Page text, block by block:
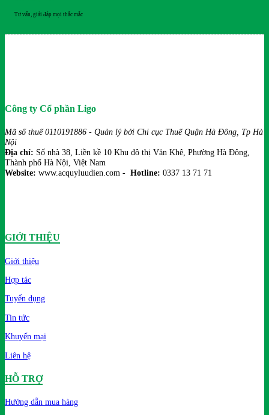
Tư vấn, giải đáp mọi thắc mắc
Công ty Cổ phần Ligo
Mã số thuế 0110191886 - Quản lý bởi Chi cục Thuế Quận Hà Đông, Tp Hà
Nội
Địa chỉ: Số nhà 38, Liền kề 10 Khu đô thị Văn Khê, Phường Hà Đông,
Thành phố Hà Nội, Việt Nam
Website: www.acquyluudien.com - Hotline: 0337 13 71 71
GIỚI THIỆU
Giới thiệu
Hợp tác
Tuyển dụng
Tin tức
Khuyến mại
Liên hệ
HỖ TRỢ
Hướng dẫn mua hàng